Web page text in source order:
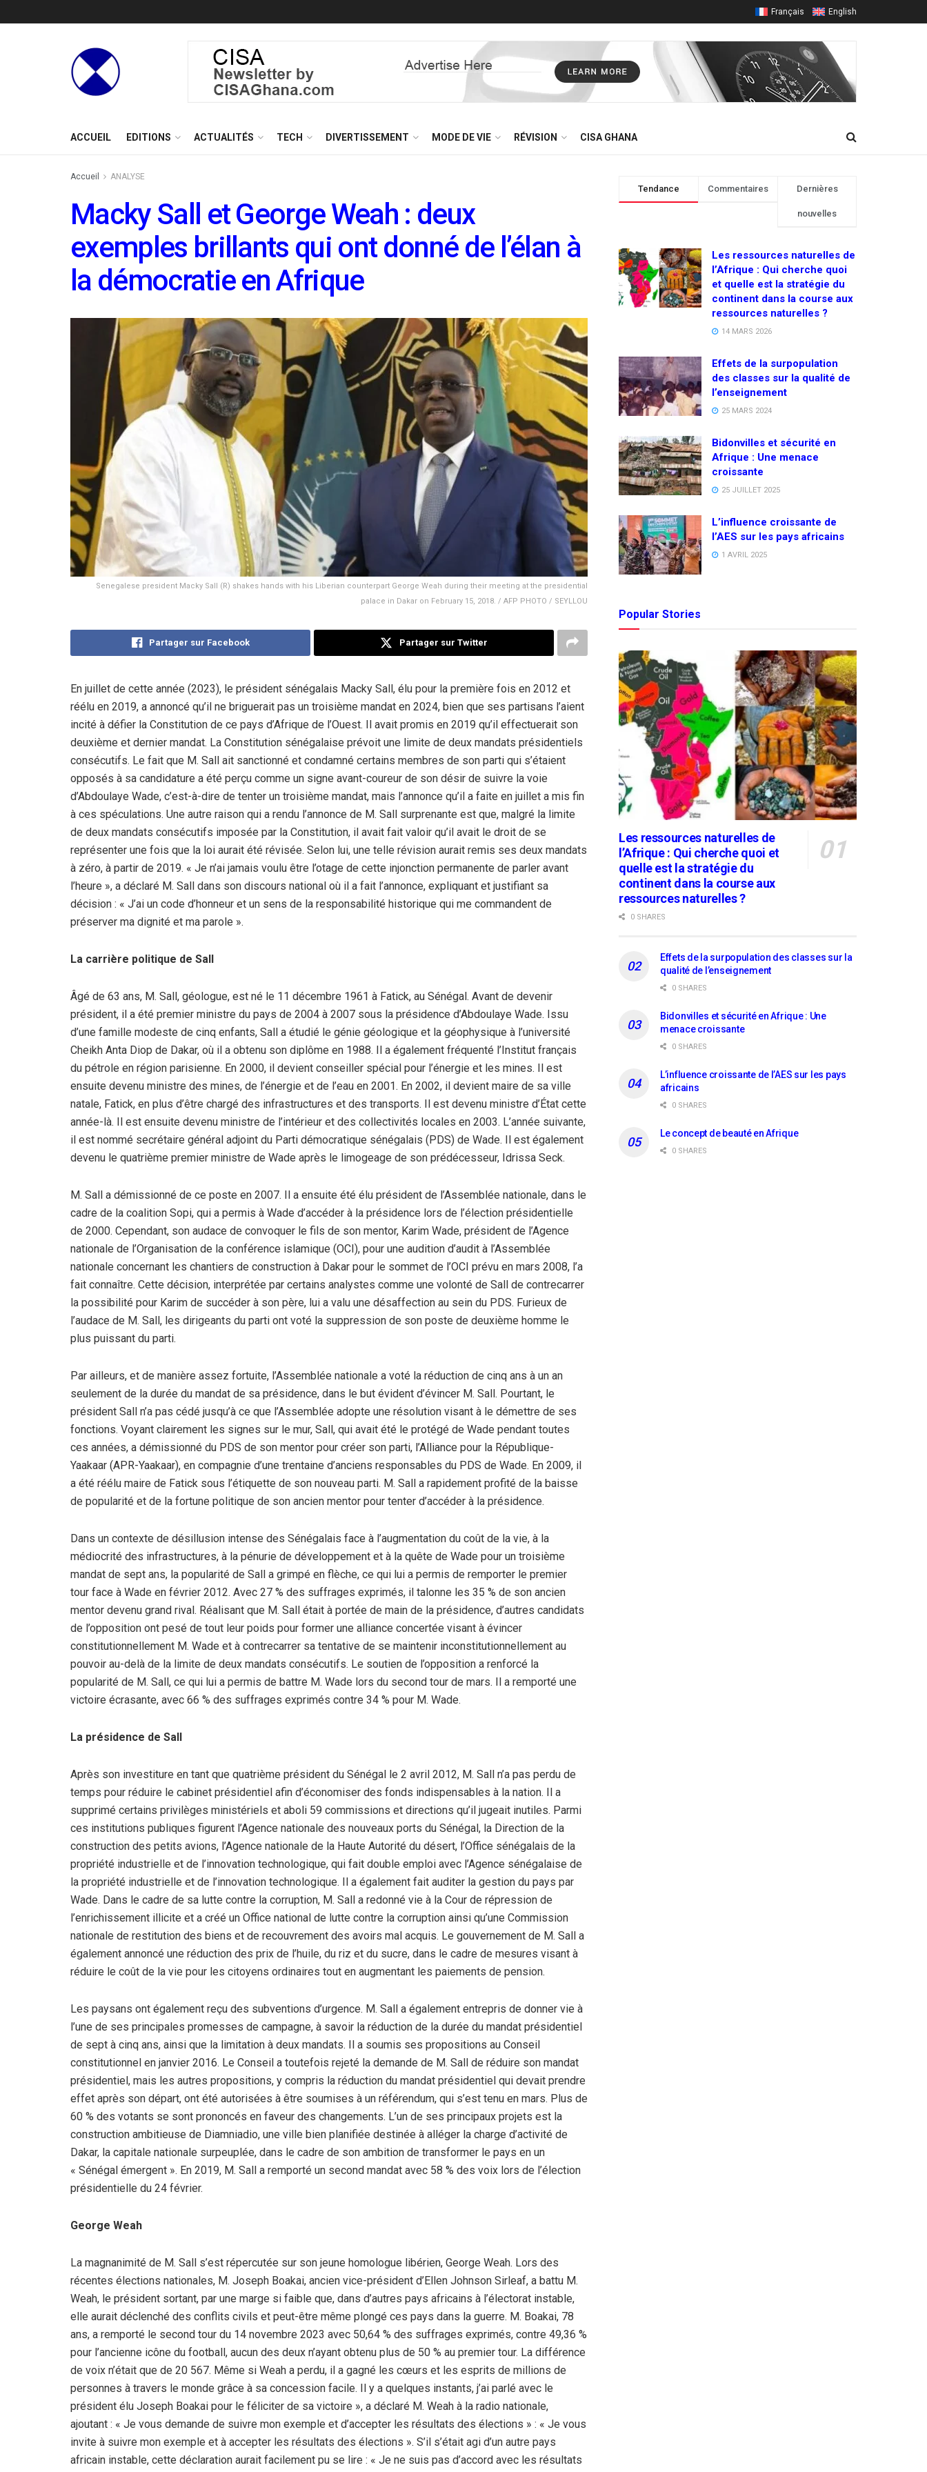
Français English
ACCUEIL EDITIONS ACTUALITÉS TECH DIVERTISSEMENT MODE DE VIE RÉVISION CISA GHANA
Accueil ANALYSE
Macky Sall et George Weah : deux
exemples brillants qui ont donné de l’élan à
la démocratie en Afrique
Senegalese president Macky Sall (R) shakes hands with his Liberian counterpart George Weah during their meeting at the presidential
palace in Dakar on February 15, 2018. / AFP PHOTO / SEYLLOU
Partager sur Facebook Partager sur Twitter
En juillet de cette année (2023), le président sénégalais Macky Sall, élu pour la première fois en 2012 et
réélu en 2019, a annoncé qu’il ne briguerait pas un troisième mandat en 2024, bien que ses partisans l’aient
incité à défier la Constitution de ce pays d’Afrique de l’Ouest. Il avait promis en 2019 qu’il effectuerait son
deuxième et dernier mandat. La Constitution sénégalaise prévoit une limite de deux mandats présidentiels
consécutifs. Le fait que M. Sall ait sanctionné et condamné certains membres de son parti qui s’étaient
opposés à sa candidature a été perçu comme un signe avant-coureur de son désir de suivre la voie
d’Abdoulaye Wade, c’est-à-dire de tenter un troisième mandat, mais l’annonce qu’il a faite en juillet a mis fin
à ces spéculations. Une autre raison qui a rendu l’annonce de M. Sall surprenante est que, malgré la limite
de deux mandats consécutifs imposée par la Constitution, il avait fait valoir qu’il avait le droit de se
représenter une fois que la loi aurait été révisée. Selon lui, une telle révision aurait remis ses deux mandats
à zéro, à partir de 2019. « Je n’ai jamais voulu être l’otage de cette injonction permanente de parler avant
l’heure », a déclaré M. Sall dans son discours national où il a fait l’annonce, expliquant et justifiant sa
décision : « J’ai un code d’honneur et un sens de la responsabilité historique qui me commandent de
préserver ma dignité et ma parole ».
La carrière politique de Sall
Âgé de 63 ans, M. Sall, géologue, est né le 11 décembre 1961 à Fatick, au Sénégal. Avant de devenir
président, il a été premier ministre du pays de 2004 à 2007 sous la présidence d’Abdoulaye Wade. Issu
d’une famille modeste de cinq enfants, Sall a étudié le génie géologique et la géophysique à l’université
Cheikh Anta Diop de Dakar, où il a obtenu son diplôme en 1988. Il a également fréquenté l’Institut français
du pétrole en région parisienne. En 2000, il devient conseiller spécial pour l’énergie et les mines. Il est
ensuite devenu ministre des mines, de l’énergie et de l’eau en 2001. En 2002, il devient maire de sa ville
natale, Fatick, en plus d’être chargé des infrastructures et des transports. Il est devenu ministre d’État cette
année-là. Il est ensuite devenu ministre de l’intérieur et des collectivités locales en 2003. L’année suivante,
il est nommé secrétaire général adjoint du Parti démocratique sénégalais (PDS) de Wade. Il est également
devenu le quatrième premier ministre de Wade après le limogeage de son prédécesseur, Idrissa Seck.
M. Sall a démissionné de ce poste en 2007. Il a ensuite été élu président de l’Assemblée nationale, dans le
cadre de la coalition Sopi, qui a permis à Wade d’accéder à la présidence lors de l’élection présidentielle
de 2000. Cependant, son audace de convoquer le fils de son mentor, Karim Wade, président de l’Agence
nationale de l’Organisation de la conférence islamique (OCI), pour une audition d’audit à l’Assemblée
nationale concernant les chantiers de construction à Dakar pour le sommet de l’OCI prévu en mars 2008, l’a
fait connaître. Cette décision, interprétée par certains analystes comme une volonté de Sall de contrecarrer
la possibilité pour Karim de succéder à son père, lui a valu une désaffection au sein du PDS. Furieux de
l’audace de M. Sall, les dirigeants du parti ont voté la suppression de son poste de deuxième homme le
plus puissant du parti.
Par ailleurs, et de manière assez fortuite, l’Assemblée nationale a voté la réduction de cinq ans à un an
seulement de la durée du mandat de sa présidence, dans le but évident d’évincer M. Sall. Pourtant, le
président Sall n’a pas cédé jusqu’à ce que l’Assemblée adopte une résolution visant à le démettre de ses
fonctions. Voyant clairement les signes sur le mur, Sall, qui avait été le protégé de Wade pendant toutes
ces années, a démissionné du PDS de son mentor pour créer son parti, l’Alliance pour la République-
Yaakaar (APR-Yaakaar), en compagnie d’une trentaine d’anciens responsables du PDS de Wade. En 2009, il
a été réélu maire de Fatick sous l’étiquette de son nouveau parti. M. Sall a rapidement profité de la baisse
de popularité et de la fortune politique de son ancien mentor pour tenter d’accéder à la présidence.
Dans un contexte de désillusion intense des Sénégalais face à l’augmentation du coût de la vie, à la
médiocrité des infrastructures, à la pénurie de développement et à la quête de Wade pour un troisième
mandat de sept ans, la popularité de Sall a grimpé en flèche, ce qui lui a permis de remporter le premier
tour face à Wade en février 2012. Avec 27 % des suffrages exprimés, il talonne les 35 % de son ancien
mentor devenu grand rival. Réalisant que M. Sall était à portée de main de la présidence, d’autres candidats
de l’opposition ont pesé de tout leur poids pour former une alliance concertée visant à évincer
constitutionnellement M. Wade et à contrecarrer sa tentative de se maintenir inconstitutionnellement au
pouvoir au-delà de la limite de deux mandats consécutifs. Le soutien de l’opposition a renforcé la
popularité de M. Sall, ce qui lui a permis de battre M. Wade lors du second tour de mars. Il a remporté une
victoire écrasante, avec 66 % des suffrages exprimés contre 34 % pour M. Wade.
La présidence de Sall
Après son investiture en tant que quatrième président du Sénégal le 2 avril 2012, M. Sall n’a pas perdu de
temps pour réduire le cabinet présidentiel afin d’économiser des fonds indispensables à la nation. Il a
supprimé certains privilèges ministériels et aboli 59 commissions et directions qu’il jugeait inutiles. Parmi
ces institutions publiques figurent l’Agence nationale des nouveaux ports du Sénégal, la Direction de la
construction des petits avions, l’Agence nationale de la Haute Autorité du désert, l’Office sénégalais de la
propriété industrielle et de l’innovation technologique, qui fait double emploi avec l’Agence sénégalaise de
la propriété industrielle et de l’innovation technologique. Il a également fait auditer la gestion du pays par
Wade. Dans le cadre de sa lutte contre la corruption, M. Sall a redonné vie à la Cour de répression de
l’enrichissement illicite et a créé un Office national de lutte contre la corruption ainsi qu’une Commission
nationale de restitution des biens et de recouvrement des avoirs mal acquis. Le gouvernement de M. Sall a
également annoncé une réduction des prix de l’huile, du riz et du sucre, dans le cadre de mesures visant à
réduire le coût de la vie pour les citoyens ordinaires tout en augmentant les paiements de pension.
Les paysans ont également reçu des subventions d’urgence. M. Sall a également entrepris de donner vie à
l’une de ses principales promesses de campagne, à savoir la réduction de la durée du mandat présidentiel
de sept à cinq ans, ainsi que la limitation à deux mandats. Il a soumis ses propositions au Conseil
constitutionnel en janvier 2016. Le Conseil a toutefois rejeté la demande de M. Sall de réduire son mandat
présidentiel, mais les autres propositions, y compris la réduction du mandat présidentiel qui devait prendre
effet après son départ, ont été autorisées à être soumises à un référendum, qui s’est tenu en mars. Plus de
60 % des votants se sont prononcés en faveur des changements. L’un de ses principaux projets est la
construction ambitieuse de Diamniadio, une ville bien planifiée destinée à alléger la charge d’activité de
Dakar, la capitale nationale surpeuplée, dans le cadre de son ambition de transformer le pays en un
« Sénégal émergent ». En 2019, M. Sall a remporté un second mandat avec 58 % des voix lors de l’élection
présidentielle du 24 février.
George Weah
La magnanimité de M. Sall s’est répercutée sur son jeune homologue libérien, George Weah. Lors des
récentes élections nationales, M. Joseph Boakai, ancien vice-président d’Ellen Johnson Sirleaf, a battu M.
Weah, le président sortant, par une marge si faible que, dans d’autres pays africains à l’électorat instable,
elle aurait déclenché des conflits civils et peut-être même plongé ces pays dans la guerre. M. Boakai, 78
ans, a remporté le second tour du 14 novembre 2023 avec 50,64 % des suffrages exprimés, contre 49,36 %
pour l’ancienne icône du football, aucun des deux n’ayant obtenu plus de 50 % au premier tour. La différence
de voix n’était que de 20 567. Même si Weah a perdu, il a gagné les cœurs et les esprits de millions de
personnes à travers le monde grâce à sa concession facile. Il y a quelques instants, j’ai parlé avec le
président élu Joseph Boakai pour le féliciter de sa victoire », a déclaré M. Weah à la radio nationale,
ajoutant : « Je vous demande de suivre mon exemple et d’accepter les résultats des élections » : « Je vous
invite à suivre mon exemple et à accepter les résultats des élections ». S’il s’était agi d’un autre pays
africain instable, cette déclaration aurait facilement pu se lire : « Je ne suis pas d’accord avec les résultats
Tendance Commentaires Dernières
nouvelles
Les ressources naturelles de
l’Afrique : Qui cherche quoi
et quelle est la stratégie du
continent dans la course aux
ressources naturelles ?
14 MARS 2026
Effets de la surpopulation
des classes sur la qualité de
l’enseignement
25 MARS 2024
Bidonvilles et sécurité en
Afrique : Une menace
croissante
25 JUILLET 2025
L’influence croissante de
l’AES sur les pays africains
1 AVRIL 2025
Popular Stories
Les ressources naturelles de
l’Afrique : Qui cherche quoi et
quelle est la stratégie du
continent dans la course aux
ressources naturelles ?
0 SHARES
Effets de la surpopulation des classes sur la
qualité de l’enseignement
0 SHARES
Bidonvilles et sécurité en Afrique : Une
menace croissante
0 SHARES
L’influence croissante de l’AES sur les pays
africains
0 SHARES
Le concept de beauté en Afrique
0 SHARES